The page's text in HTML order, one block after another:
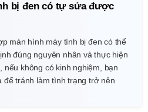
bị đen có tự sửa được
màn hình máy tính bị đen có thể
đúng nguyên nhân và thực hiện
nếu không có kinh nghiệm, bạn
để tránh làm tình trạng trở nên